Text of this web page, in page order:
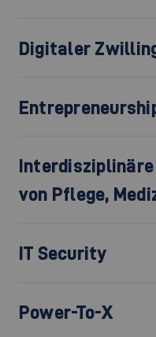
Digitaler
von Pflege,
IT Security
Power-To-X